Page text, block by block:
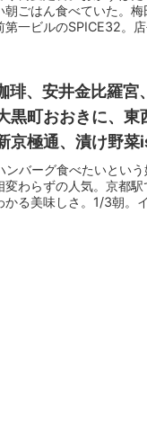
ごはん食べていた。梅
一ビルのSPICE32。
、安井金比羅宮
黒町おおきに、東
京極通、漬け野
バーグ食べたいという
わらずの人気。京都駅
かる美味しさ。1/3朝。